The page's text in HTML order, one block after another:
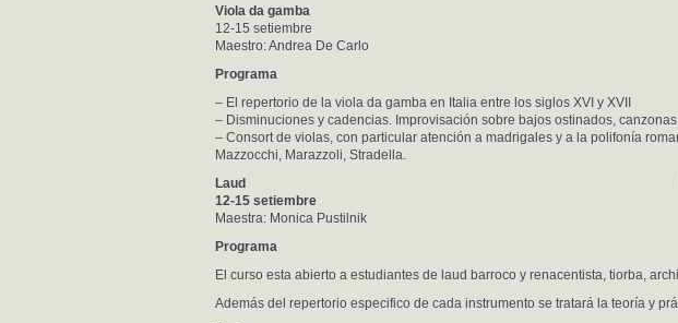
Viola da gamba
12-15 setiembre
Maestro: Andrea De Carlo
Programa
– El repertorio de la viola da gamba en Italia entre los siglos XVI y XVII
– Disminuciones y cadencias. Improvisación sobre bajos ostinados,
– Consort de violas, con particular atención a madrigales y a la polifonía
Mazzocchi, Marazzoli, Stradella.
Laud
12-15 setiembre
Maestra: Monica Pustilnik
Programa
El curso esta abierto a estudiantes de laud barroco y renacentista, tiorba,
Además del repertorio especifico de cada instrumento se tratará la teoría y